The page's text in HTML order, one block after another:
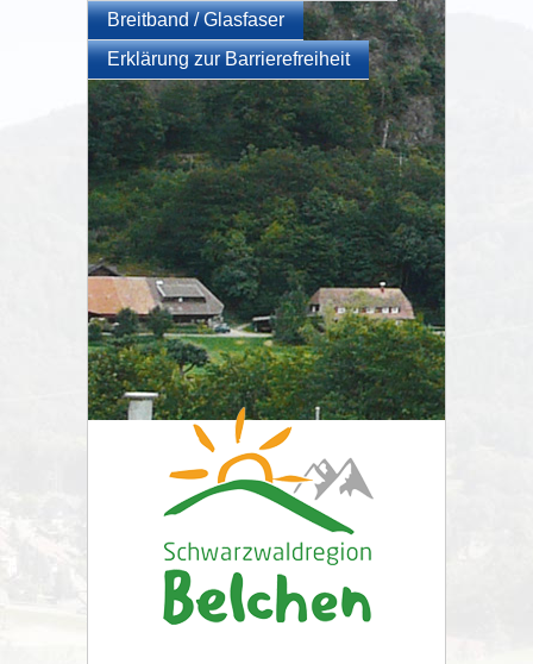
Breitband / Glasfaser
Erklärung zur Barrierefreiheit